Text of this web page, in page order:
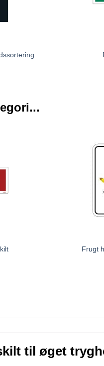
Frugt
til øget